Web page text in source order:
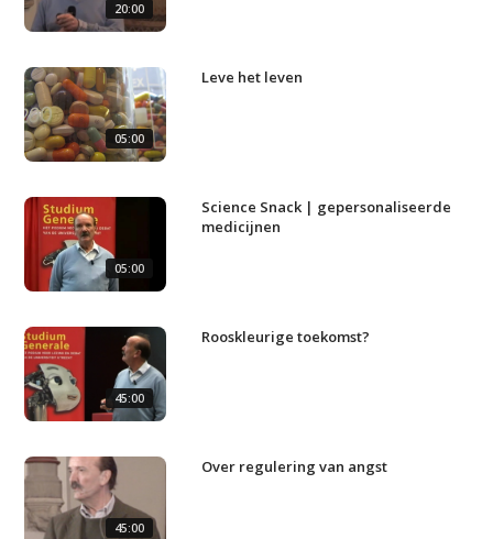
Podcast
20:00
05:00
Leve het leven
05:00
Science Snack | gepersonaliseerde
medicijnen
45:00
Rooskleurige toekomst?
45:00
Over regulering van angst